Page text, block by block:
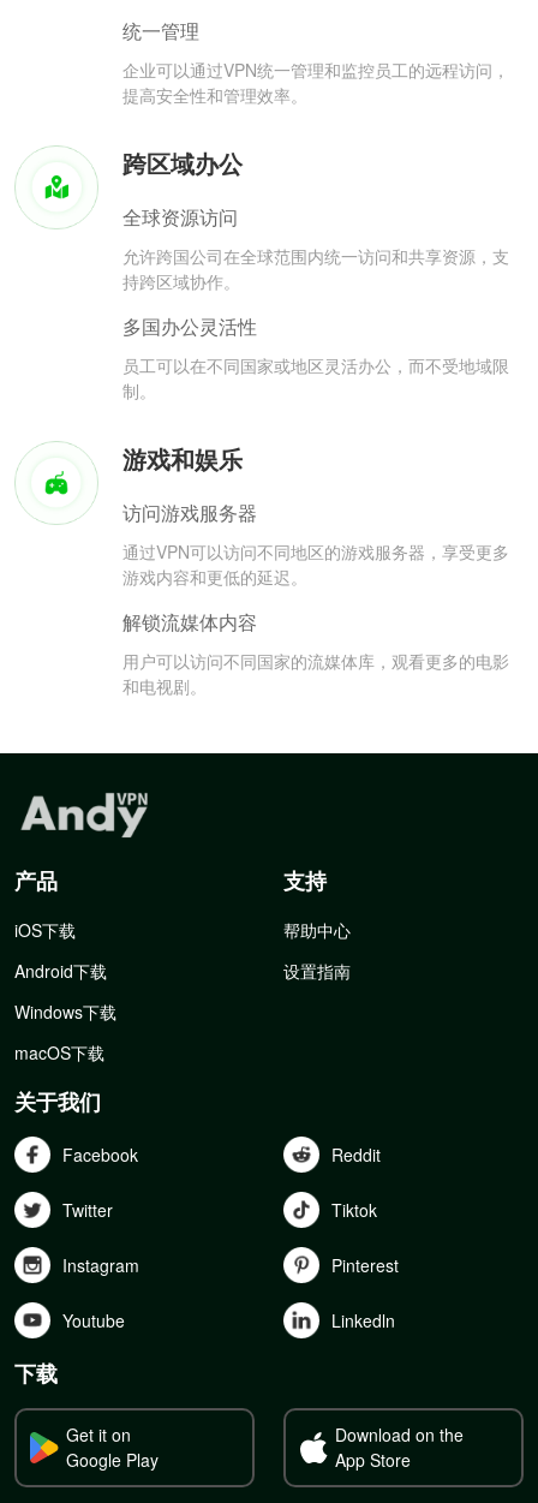
统一管理
企业可以通过VPN统一管理和监控员工的远程访问，
提高安全性和管理效率。
跨区域办公
全球资源访问
允许跨国公司在全球范围内统一访问和共享资源，支
持跨区域协作。
多国办公灵活性
员工可以在不同国家或地区灵活办公，而不受地域限
制。
游戏和娱乐
访问游戏服务器
通过VPN可以访问不同地区的游戏服务器，享受更多
游戏内容和更低的延迟。
解锁流媒体内容
用户可以访问不同国家的流媒体库，观看更多的电影
和电视剧。
产品
iOS下载
Android下载
Windows下载
macOS下载
支持
帮助中心
设置指南
关于我们
Facebook Reddit
Twitter Tiktok
Instagram Pinterest
Youtube Linkedln
下载
Get it on
Google Play
Download on the
App Store